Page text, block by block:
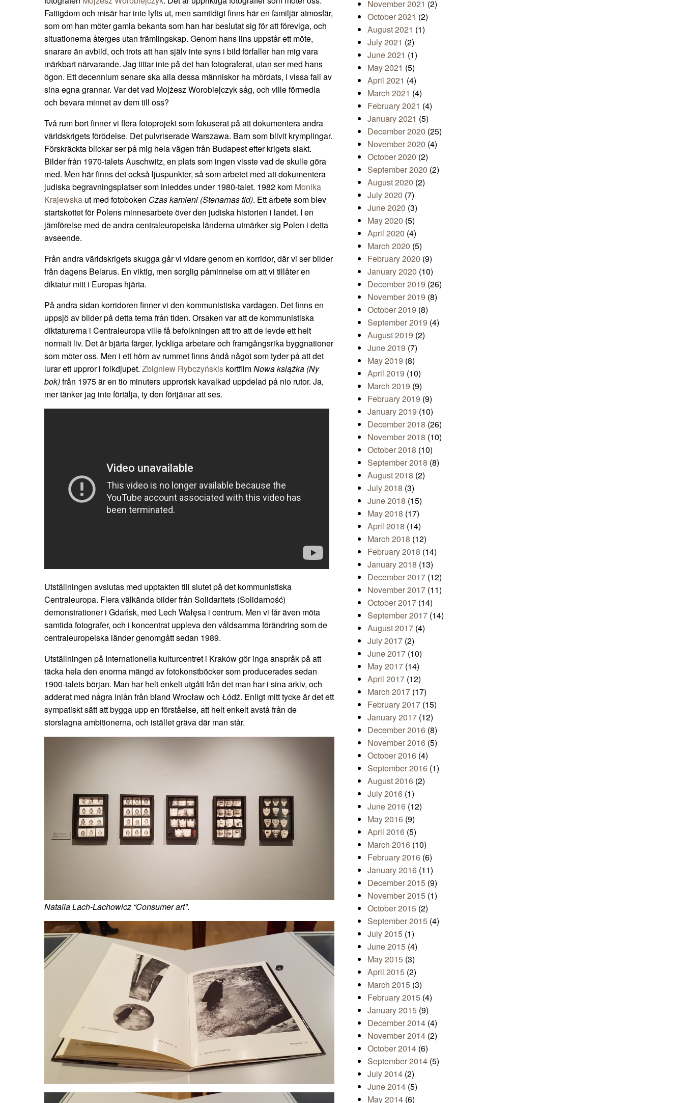
Fattigdom och misär har inte lyfts ut, men samtidigt finns här en familjär atmosfär,
som om han möter gamla bekanta som han har beslutat sig för att föreviga, och
situationerna återges utan främlingskap. Genom hans lins uppstår ett möte,
snarare än avbild, och trots att han själv inte syns i bild förfaller han mig vara
märkbart närvarande. Jag tittar inte på det han fotograferat, utan ser med hans
ögon. Ett decennium senare ska alla dessa människor ha mördats, i vissa fall av
sina egna grannar. Var det vad Mojżesz Worobiejczyk såg, och ville förmedla
och bevara minnet av dem till oss?
Två rum bort finner vi flera fotoprojekt som fokuserat på att dokumentera andra
världskrigets förödelse. Det pulvriserade Warszawa. Barn som blivit krymplingar.
Förskräckta blickar ser på mig hela vägen från Budapest efter krigets slakt.
Bilder från 1970-talets Auschwitz, en plats som ingen visste vad de skulle göra
med. Men här finns det också ljuspunkter, så som arbetet med att dokumentera
judiska begravningsplatser som inleddes under 1980-talet. 1982 kom Monika
Krajewska ut med fotoboken Czas kamieni (Stenarnas tid). Ett arbete som blev
startskottet för Polens minnesarbete över den judiska historien i landet. I en
jämförelse med de andra centraleuropeiska länderna utmärker sig Polen i detta
avseende.
Från andra världskrigets skugga går vi vidare genom en korridor, där vi ser bilder
från dagens Belarus. En viktig, men sorglig påminnelse om att vi tillåter en
diktatur mitt i Europas hjärta.
På andra sidan korridoren finner vi den kommunistiska vardagen. Det finns en
uppsjö av bilder på detta tema från tiden. Orsaken var att de kommunistiska
diktaturerna i Centraleuropa ville få befolkningen att tro att de levde ett helt
normalt liv. Det är bjärta färger, lyckliga arbetare och framgångsrika byggnationer
som möter oss. Men i ett hörn av rummet finns ändå något som tyder på att det
lurar ett uppror i folkdjupet. Zbigniew Rybczyńskis kortfilmNowa książka (Ny
bok)från 1975 är en tio minuters upprorisk kavalkad uppdelad på nio rutor. Ja,
mer tänker jag inte förtälja, ty den förtjänar att ses.
Utställningen avslutas med upptakten till slutet på det kommunistiska
Centraleuropa. Flera välkända bilder från Solidaritets (Solidarność)
demonstrationer i Gdańsk, med Lech Wałęsa i centrum. Men vi får även möta
samtida fotografer, och i koncentrat uppleva den våldsamma förändring som de
centraleuropeiska länder genomgått sedan 1989.
Utställningen på Internationella kulturcentret i Kraków gör inga anspråk på att
täcka hela den enorma mängd av fotokonstböcker som producerades sedan
1900-talets början. Man har helt enkelt utgått från det man har i sina arkiv, och
adderat med några inlån från bland Wrocław och Łódź. Enligt mitt tycke är det ett
sympatiskt sätt att bygga upp en förståelse, att helt enkelt avstå från de
storslagna ambitionerna, och istället gräva där man står.
Natalia Lach-Lachowicz “Consumer art”.
November 2021 (2)
October 2021 (2)
August 2021 (1)
July 2021 (2)
June 2021 (1)
May 2021 (5)
April 2021 (4)
March 2021 (4)
February 2021 (4)
January 2021 (5)
December 2020 (25)
November 2020 (4)
October 2020 (2)
September 2020 (2)
August 2020 (2)
July 2020 (7)
June 2020 (3)
May 2020 (5)
April 2020 (4)
March 2020 (5)
February 2020 (9)
January 2020 (10)
December 2019 (26)
November 2019 (8)
October 2019 (8)
September 2019 (4)
August 2019 (2)
June 2019 (7)
May 2019 (8)
April 2019 (10)
March 2019 (9)
February 2019 (9)
January 2019 (10)
December 2018 (26)
November 2018 (10)
October 2018 (10)
September 2018 (8)
August 2018 (2)
July 2018 (3)
June 2018 (15)
May 2018 (17)
April 2018 (14)
March 2018 (12)
February 2018 (14)
January 2018 (13)
December 2017 (12)
November 2017 (11)
October 2017 (14)
September 2017 (14)
August 2017 (4)
July 2017 (2)
June 2017 (10)
May 2017 (14)
April 2017 (12)
March 2017 (17)
February 2017 (15)
January 2017 (12)
December 2016 (8)
November 2016 (5)
October 2016 (4)
September 2016 (1)
August 2016 (2)
July 2016 (1)
June 2016 (12)
May 2016 (9)
April 2016 (5)
March 2016 (10)
February 2016 (6)
January 2016 (11)
December 2015 (9)
November 2015 (1)
October 2015 (2)
September 2015 (4)
July 2015 (1)
June 2015 (4)
May 2015 (3)
April 2015 (2)
March 2015 (3)
February 2015 (4)
January 2015 (9)
December 2014 (4)
November 2014 (2)
October 2014 (6)
September 2014 (5)
July 2014 (2)
June 2014 (5)
May 2014 (6)